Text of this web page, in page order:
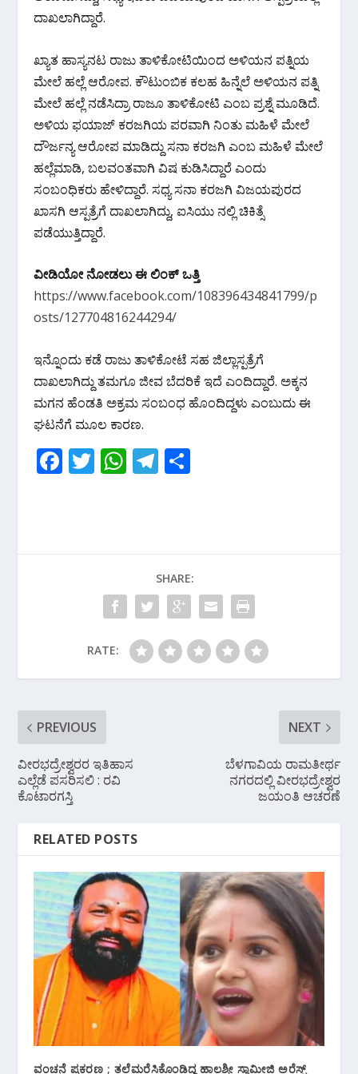
o
o
k
A
p
a
ದಾಖಲಾಗಿದ್ದಾರೆ.
ಖ್ಯಾತ ಹಾಸ್ಯನಟ ರಾಜು ತಾಳಿಕೋಟಿಯಿಂದ ಅಳಿಯನ ಪತ್ನಿಯ
ಮೇಲೆ ಹಲ್ಲೆ ಆರೋಪ. ಕೌಟುಂಬಿಕ ಕಲಹ ಹಿನ್ನೆಲೆ ಅಳಿಯನ ಪತ್ನಿ
ಮೇಲೆ ಹಲ್ಲೆ ನಡೆಸಿದ್ರಾ ರಾಜೂ ತಾಳಿಕೋಟಿ ಎಂಬ ಪ್ರಶ್ನೆ ಮೂಡಿದೆ.
ಅಳಿಯ ಫಯಾಜ್ ಕರಜಗಿಯ ಪರವಾಗಿ ನಿಂತು ಮಹಿಳೆ ಮೇಲೆ
ದೌರ್ಜನ್ಯ ಆರೋಪ ಮಾಡಿದ್ದು ಸನಾ ಕರಜಗಿ ಎಂಬ ಮಹಿಳೆ ಮೇಲೆ
ಹಲ್ಲೆಮಾಡಿ, ಬಲವಂತವಾಗಿ ವಿಷ ಕುಡಿಸಿದ್ದಾರೆ ಎಂದು
ಸಂಬಂಧಿಕರು ಹೇಳಿದ್ದಾರೆ. ಸಧ್ಯ ಸನಾ ಕರಜಗಿ ವಿಜಯಪುರದ
ಖಾಸಗಿ ಆಸ್ಪತ್ರೆಗೆ ದಾಖಲಾಗಿದ್ದು, ಐಸಿಯು ನಲ್ಲಿ ಚಿಕಿತ್ಸೆ
ಪಡೆಯುತ್ತಿದ್ದಾರೆ.
ವೀಡಿಯೋ ನೋಡಲು ಈ ಲಿಂಕ್ ಒತ್ತಿ
https://www.facebook.com/108396434841799/p
osts/127704816244294/
ಇನ್ನೊಂದು ಕಡೆ ರಾಜು ತಾಳಿಕೋಟೆ ಸಹ ಜಿಲ್ಲಾಸ್ಪತ್ರೆಗೆ
ದಾಖಲಾಗಿದ್ದು ತಮಗೂ ಜೀವ ಬೆದರಿಕೆ ಇದೆ ಎಂದಿದ್ದಾರೆ. ಅಕ್ಕನ
ಮಗನ ಹೆಂಡತಿ ಅಕ್ರಮ ಸಂಬಂಧ ಹೊಂದಿದ್ದಳು ಎಂಬುದು ಈ
ಘಟನೆಗೆ ಮೂಲ ಕಾರಣ.
F
o
T W
A
p
p
T
a
m
SHARE:
RATE:
PREVIOUS
ವೀರಭದ್ರೇಶ್ವರರ ಇತಿಹಾಸ
ಎಲ್ಲೆಡೆ ಪಸರಿಸಲಿ : ರವಿ
ಕೊಟಾರಗಸ್ತಿ
NEXT
ಬೆಳಗಾವಿಯ ರಾಮತೀರ್ಥ
ನಗರದಲ್ಲಿ ವೀರಭದ್ರೇಶ್ವರ
ಜಯಂತಿ ಆಚರಣೆ
RELATED POSTS
ವಂಚನೆ ಪ್ರಕರಣ ; ತಲೆಮರೆಸಿಕೊಂಡಿದ್ದ ಹಾಲಶ್ರೀ ಸ್ವಾಮೀಜಿ ಅರೆಸ್ಟ್